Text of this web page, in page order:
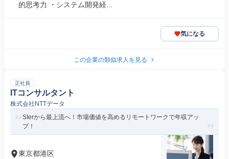
的思考力 ・システム開発経...
気になる
この企業の類似求人を見る
正社員
ITコンサルタント
株式会社NTTデータ
SIerから最上流へ！市場価値を高めるリモートワークで年収アッ
プ！
東京都港区